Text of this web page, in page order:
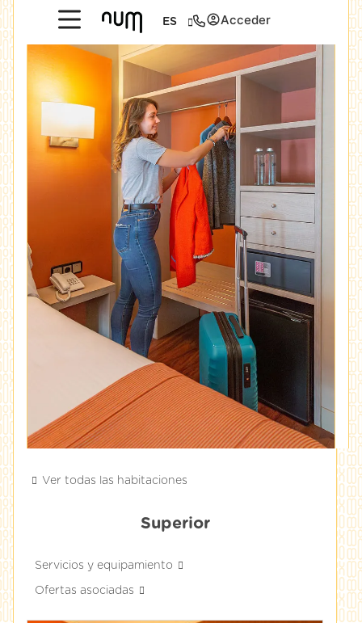
ES Acceder
Ver todas las habitaciones
Superior
Servicios y equipamiento
Ofertas asociadas